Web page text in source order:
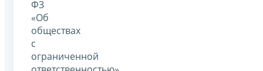
ФЗ
«Об
обществах
с
ограниченной